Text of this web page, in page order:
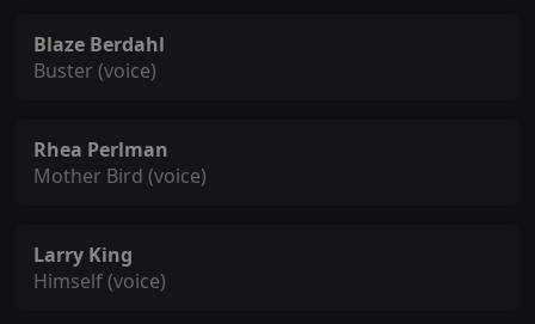
Blaze Berdahl
Buster (voice)
Rhea Perlman
Mother Bird (voice)
Larry King
Himself (voice)